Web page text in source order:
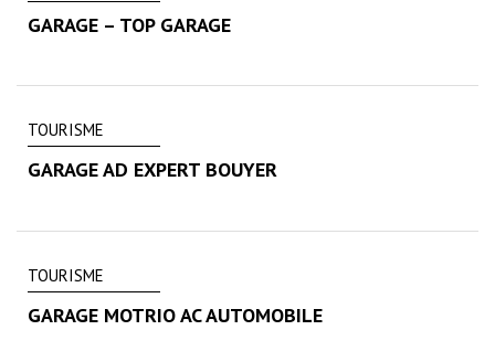
GARAGE – TOP GARAGE
TOURISME
GARAGE AD EXPERT BOUYER
TOURISME
GARAGE MOTRIO AC AUTOMOBILE